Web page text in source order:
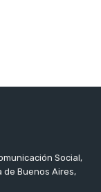
Social,
de Buenos Aires,